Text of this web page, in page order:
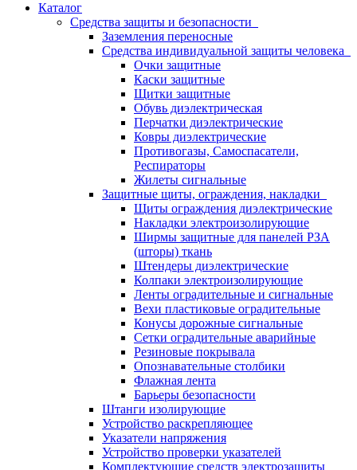
Каталог
Средства защиты и безопасности
Заземления переносные
Средства индивидуальной защиты человека
Очки защитные
Каски защитные
Щитки защитные
Обувь диэлектрическая
Перчатки диэлектрические
Ковры диэлектрические
Противогазы, Самоспасатели,
Респираторы
Жилеты сигнальные
Защитные щиты, ограждения, накладки
Щиты ограждения диэлектрические
Накладки электроизолирующие
Ширмы защитные для панелей РЗА
(шторы) ткань
Штендеры диэлектрические
Колпаки электроизолирующие
Ленты оградительные и сигнальные
Вехи пластиковые оградительные
Конусы дорожные сигнальные
Сетки оградительные аварийные
Резиновые покрывала
Опознавательные столбики
Флажная лента
Барьеры безопасности
Штанги изолирующие
Устройство раскрепляющее
Указатели напряжения
Устройство проверки указателей
Комплектующие средств электрозащиты